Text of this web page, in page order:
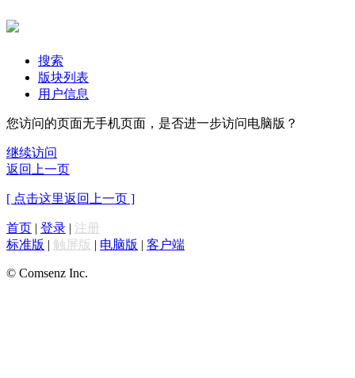
搜索
版块列表
用户信息
您访问的页面无手机页面，是否进一步访问电脑版？
继续访问
返回上一页
[ 点击这里返回上一页 ]
首页 | 登录 | 注册
标准版 | 触屏版 | 电脑版 | 客户端
© Comsenz Inc.